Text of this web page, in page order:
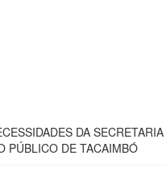
DA
PÚBLICO DE TACAIMBÓ